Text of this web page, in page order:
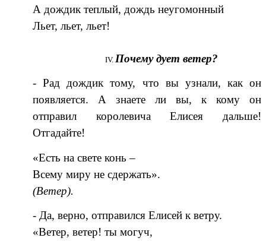
А дождик теплый, дождь неугомонный
Льет, льет, льет!
Почему дует ветер?
- Рад дождик тому, что вы узнали, как он
появляется. А знаете ли вы, к кому он
отправил королевича Елисея дальше!
Отгадайте!
«Есть на свете конь –
Всему миру не сдержать».
(Ветер).
- Да, верно, отправился Елисей к ветру.
«Ветер, ветер! ты могуч,